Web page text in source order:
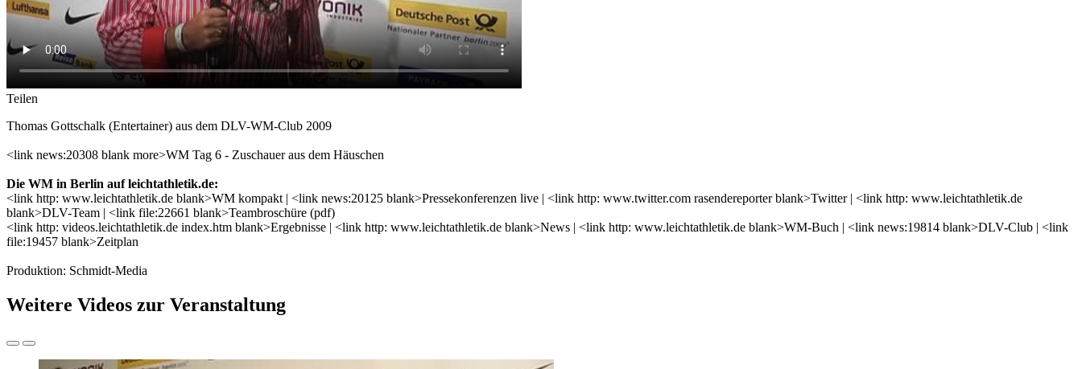
Teilen
Thomas Gottschalk (Entertainer) aus dem DLV-WM-Club 2009
<link news:20308 blank more>WM Tag 6 - Zuschauer aus dem Häuschen
Die WM in Berlin auf leichtathletik.de:
<link http: www.leichtathletik.de blank>WM kompakt | <link news:20125 blank>Pressekonferenzen live | <link http: www.twitter.com rasendereporter blank>Twitter | <link http: www.leichtathletik.de
blank>DLV-Team | <link file:22661 blank>Teambroschüre (pdf)
<link http: videos.leichtathletik.de index.htm blank>Ergebnisse | <link http: www.leichtathletik.de blank>News | <link http: www.leichtathletik.de blank>WM-Buch | <link news:19814 blank>DLV-Club | <link
file:19457 blank>Zeitplan
Produktion: Schmidt-Media
Weitere Videos zur Veranstaltung